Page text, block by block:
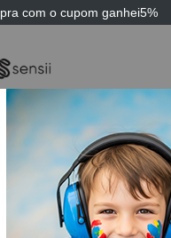
com o cupom ganhei5%
SENSII
35,90 R$